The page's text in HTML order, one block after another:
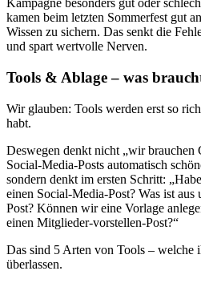
Kampagne besonders gut oder
kamen beim letzten Sommerfest gut
Wissen zu sichern. Das senkt die
und spart wertvolle Nerven.
Tools & Ablage – was
Wir glauben: Tools werden erst so
habt.
Deswegen denkt nicht „wir brauchen
Social-Media-Posts automatisch
sondern denkt im ersten Schritt:
einen Social-Media-Post? Was ist aus
Post? Können wir eine Vorlage
einen Mitglieder-vorstellen-Post?“
Das sind 5 Arten von Tools – welche
überlassen.